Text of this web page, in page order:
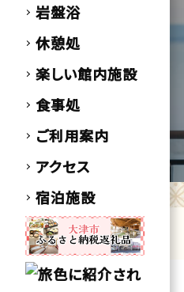
岩盤浴
休憩処
楽しい館内施設
食事処
ご利用案内
アクセス
宿泊施設